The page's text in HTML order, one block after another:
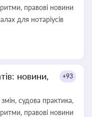
правові новини
для нотаріусів
новини,
+93
судова практика,
правові новини